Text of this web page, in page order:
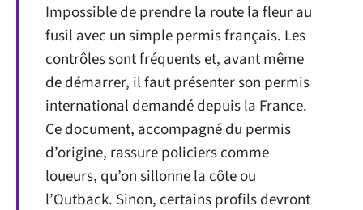
Impossible de prendre la route la fleur au
fusil avec un simple permis français. Les
contrôles sont fréquents et, avant même
de démarrer, il faut présenter son permis
international demandé depuis la France.
Ce document, accompagné du permis
d’origine, rassure policiers comme
loueurs, qu’on sillonne la côte ou
l’Outback. Sinon, certains profils devront